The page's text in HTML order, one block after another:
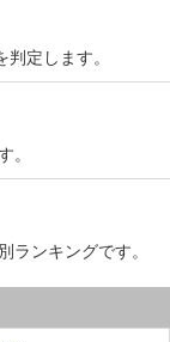
定します。
。
ランキングです。